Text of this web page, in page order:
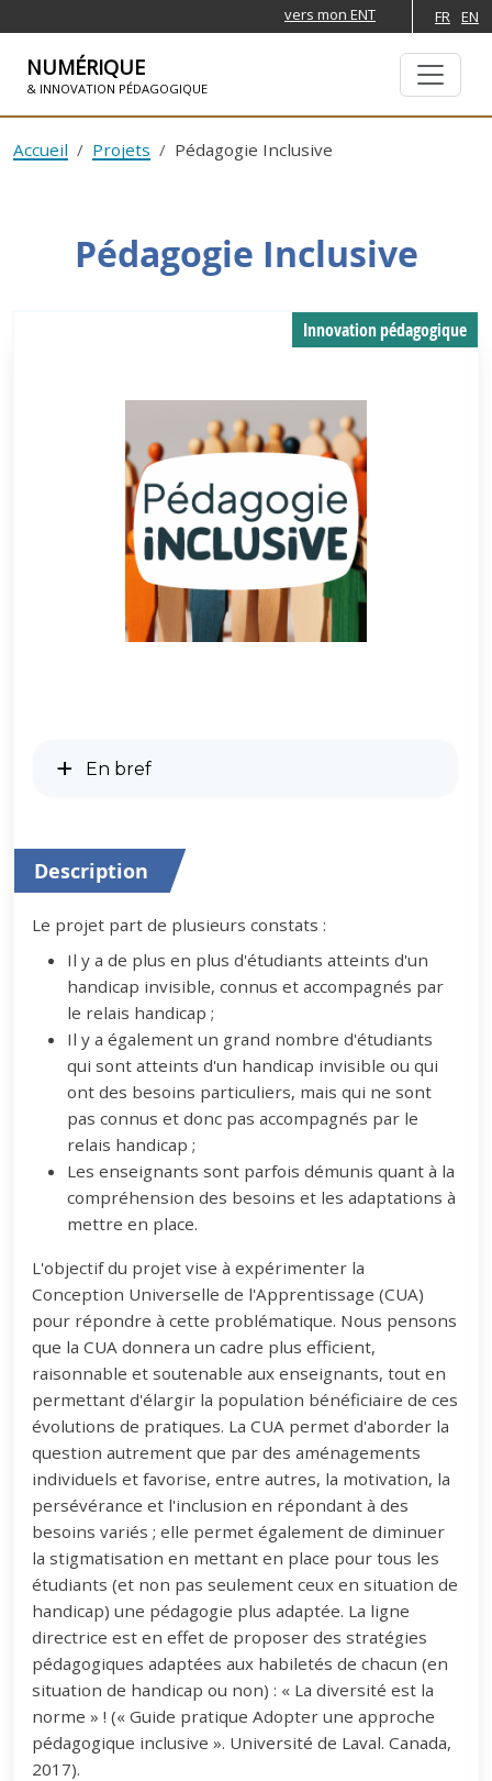
vers mon ENT FR EN
NUMÉRIQUE
& INNOVATION PÉDAGOGIQUE
Accueil Projets Pédagogie Inclusive
Pédagogie Inclusive
Innovation pédagogique
En bref
Description
Le projet part de plusieurs constats :
Il y a de plus en plus d'étudiants atteints d'un
handicap invisible, connus et accompagnés par
le relais handicap ;
Il y a également un grand nombre d'étudiants
qui sont atteints d'un handicap invisible ou qui
ont des besoins particuliers, mais qui ne sont
pas connus et donc pas accompagnés par le
relais handicap ;
Les enseignants sont parfois démunis quant à la
compréhension des besoins et les adaptations à
mettre en place.
L'objectif du projet vise à expérimenter la
Conception Universelle de l'Apprentissage (CUA)
pour répondre à cette problématique. Nous pensons
que la CUA donnera un cadre plus efficient,
raisonnable et soutenable aux enseignants, tout en
permettant d'élargir la population bénéficiaire de ces
évolutions de pratiques. La CUA permet d'aborder la
question autrement que par des aménagements
individuels et favorise, entre autres, la motivation, la
persévérance et l'inclusion en répondant à des
besoins variés ; elle permet également de diminuer
la stigmatisation en mettant en place pour tous les
étudiants (et non pas seulement ceux en situation de
handicap) une pédagogie plus adaptée. La ligne
directrice est en effet de proposer des stratégies
pédagogiques adaptées aux habiletés de chacun (en
situation de handicap ou non) : « La diversité est la
norme » ! (« Guide pratique Adopter une approche
pédagogique inclusive ». Université de Laval. Canada,
2017).